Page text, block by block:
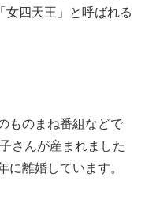
女四天王」と呼ばれる
ものまね番組などで
さんが産まれました
に離婚しています。